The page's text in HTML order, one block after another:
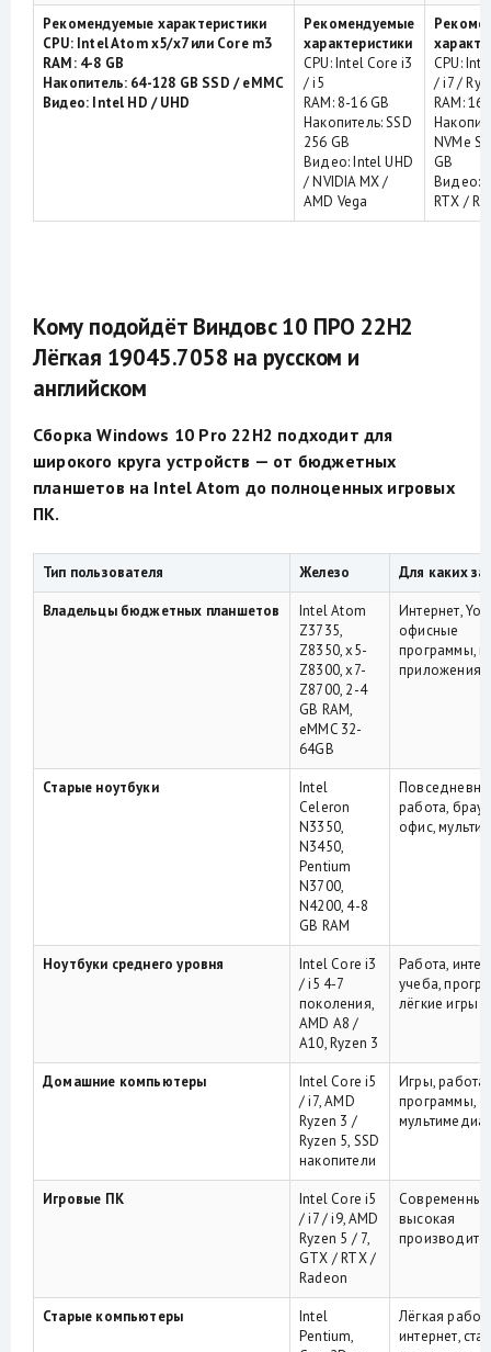
Рекомендуемые характеристики
CPU: Intel Atom x5/x7 или Core m3
RAM: 4-8 GB
Накопитель: 64-128 GB SSD / eMMC
Видео: Intel HD / UHD
Рекомендуемые
характеристики
CPU: Intel Core i3
/ i5
RAM: 8-16 GB
Накопитель: SSD
256 GB
Видео: Intel UHD
/ NVIDIA MX /
AMD Vega
CPU:
/ i7 /
RAM: 16
NVMe
GB
Видео:
RTX /
Кому подойдёт Виндовс 10 ПРО 22H2
Лёгкая 19045.7058 на русском и
английском
Сборка Windows 10 Pro 22H2 подходит для
широкого круга устройств — от бюджетных
планшетов на Intel Atom до полноценных игровых
ПК.
Тип пользователя Железо Для каких
Владельцы бюджетных планшетов
Intel Atom
Z3735,
Z8350, x5-
Z8300, x7-
Z8700, 2-4
GB RAM,
eMMC 32-
64GB
Интернет,
офисные
программы,
приложения
Старые ноутбуки
Intel
Celeron
N3350,
N3450,
Pentium
N3700,
N4200, 4-8
GB RAM
работа,
офис,
Ноутбуки среднего уровня
Intel Core i3
/ i5 4-7
поколения,
AMD A8 /
A10, Ryzen 3
Работа,
учеба,
лёгкие игры
Домашние компьютеры
Intel Core i5
/ i7, AMD
Ryzen 3 /
Ryzen 5, SSD
накопители
Игры, работа,
программы,
мультимедиа
Игровые ПК
Intel Core i5
/ i7 / i9, AMD
Ryzen 5 / 7,
GTX / RTX /
Radeon
высокая
Старые компьютеры
Intel
Pentium,
Лёгкая
интернет,